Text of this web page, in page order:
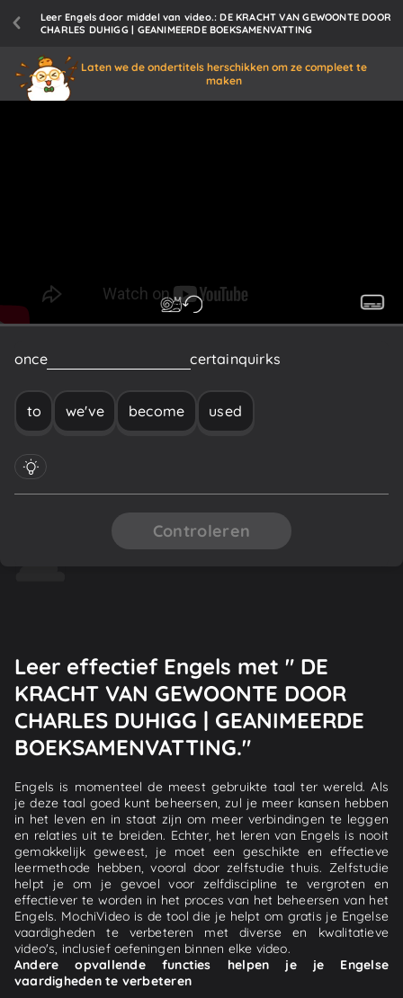
Leer Engels door middel van video.: DE KRACHT VAN GEWOONTE DOOR
CHARLES DUHIGG | GEANIMEERDE BOEKSAMENVATTING
Laten we de ondertitels herschikken om ze compleet te
maken
oncewe've tocertainquirks
to we've become used
Controleren
Leer effectief Engels met " DE
KRACHT VAN GEWOONTE DOOR
CHARLES DUHIGG | GEANIMEERDE
BOEKSAMENVATTING."
Engels is momenteel de meest gebruikte taal ter wereld. Als
je deze taal goed kunt beheersen, zul je meer kansen hebben
in het leven en in staat zijn om meer verbindingen te leggen
en relaties uit te breiden. Echter, het leren van Engels is nooit
gemakkelijk geweest, je moet een geschikte en effectieve
leermethode hebben, vooral door zelfstudie thuis. Zelfstudie
helpt je om je gevoel voor zelfdiscipline te vergroten en
effectiever te worden in het proces van het beheersen van het
Engels. MochiVideo is de tool die je helpt om gratis je Engelse
vaardigheden te verbeteren met diverse en kwalitatieve
video's, inclusief oefeningen binnen elke video.
Andere opvallende functies helpen je je Engelse
vaardigheden te verbeteren